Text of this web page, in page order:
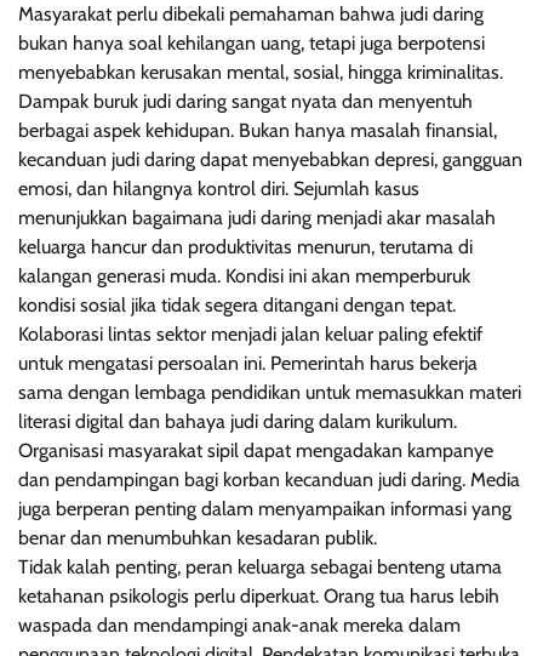
Masyarakat perlu dibekali pemahaman bahwa judi daring
bukan hanya soal kehilangan uang, tetapi juga berpotensi
menyebabkan kerusakan mental, sosial, hingga kriminalitas.
Dampak buruk judi daring sangat nyata dan menyentuh
berbagai aspek kehidupan. Bukan hanya masalah finansial,
kecanduan judi daring dapat menyebabkan depresi, gangguan
emosi, dan hilangnya kontrol diri. Sejumlah kasus
menunjukkan bagaimana judi daring menjadi akar masalah
keluarga hancur dan produktivitas menurun, terutama di
kalangan generasi muda. Kondisi ini akan memperburuk
kondisi sosial jika tidak segera ditangani dengan tepat.
Kolaborasi lintas sektor menjadi jalan keluar paling efektif
untuk mengatasi persoalan ini. Pemerintah harus bekerja
sama dengan lembaga pendidikan untuk memasukkan materi
literasi digital dan bahaya judi daring dalam kurikulum.
Organisasi masyarakat sipil dapat mengadakan kampanye
dan pendampingan bagi korban kecanduan judi daring. Media
juga berperan penting dalam menyampaikan informasi yang
benar dan menumbuhkan kesadaran publik.
Tidak kalah penting, peran keluarga sebagai benteng utama
ketahanan psikologis perlu diperkuat. Orang tua harus lebih
waspada dan mendampingi anak-anak mereka dalam